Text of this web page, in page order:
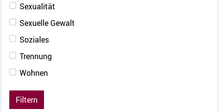
Sexualität
Sexuelle Gewalt
Soziales
Trennung
Wohnen
Filtern